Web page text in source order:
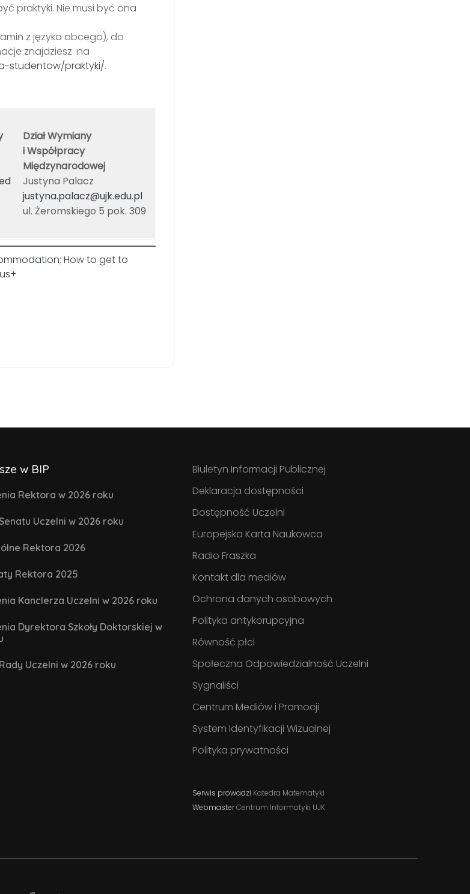
praktyki. Nie musi być ona
z języka obcego), do
znajdziesz na
studentow/praktyki/.
Dział Wymiany
i Współpracy
Międzynarodowej
Justyna Palacz
justyna.palacz@ujk.edu.pl
ul. Żeromskiego 5 pok. 309
; How to get to
w BIP
Rektora w 2026 roku
Uczelni w 2026 roku
Rektora 2026
Rektora 2025
Kanclerza Uczelni w 2026 roku
Dyrektora Szkoły Doktorskiej w
Uczelni w 2026 roku
Biuletyn Informacji Publicznej
Deklaracja dostępności
Dostępność Uczelni
Europejska Karta Naukowca
Radio Fraszka
Kontakt dla mediów
Ochrona danych osobowych
Polityka antykorupcyjna
Równość płci
Społeczna Odpowiedzialność Uczelni
Sygnaliści
Centrum Mediów i Promocji
System Identyfikacji Wizualnej
Polityka prywatności
Serwis prowadzi Katedra Matematyki
WebmasterCentrum Informatyki UJK